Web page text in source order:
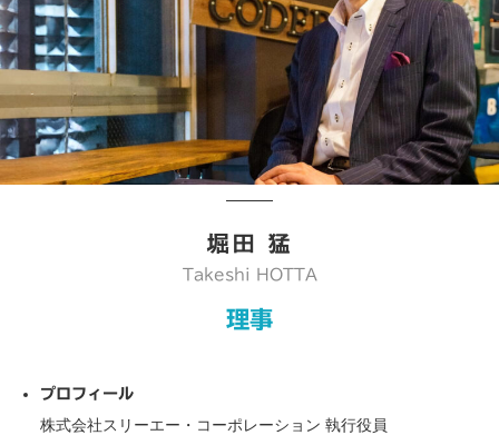
堀田 猛
Takeshi HOTTA
理事
プロフィール
株式会社スリーエー・コーポレーション 執行役員